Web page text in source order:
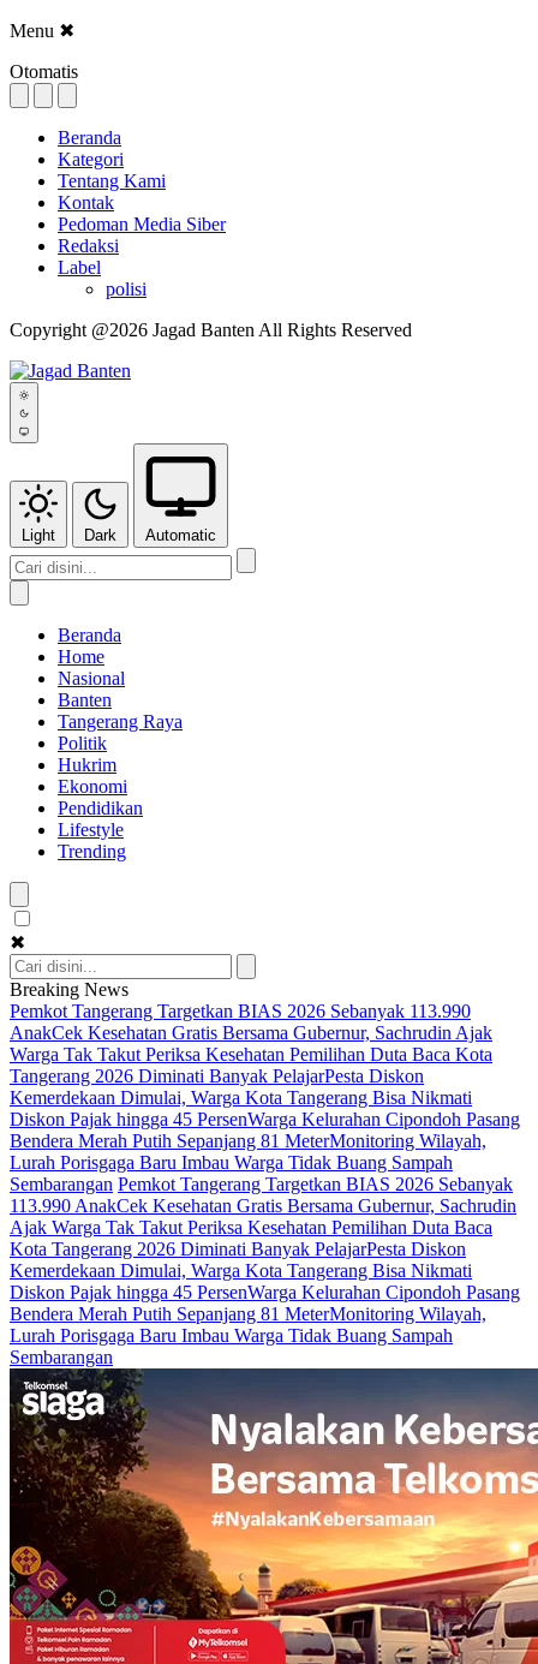
Menu ✖
Otomatis
Beranda
Kategori
Tentang Kami
Kontak
Pedoman Media Siber
Redaksi
Label
polisi
Copyright @2026 Jagad Banten All Rights Reserved
Light Dark Automatic
Beranda
Home
Nasional
Banten
Tangerang Raya
Politik
Hukrim
Ekonomi
Pendidikan
Lifestyle
Trending
✖
Breaking News
Pemkot Tangerang Targetkan BIAS 2026 Sebanyak 113.990
AnakCek Kesehatan Gratis Bersama Gubernur, Sachrudin Ajak
Warga Tak Takut Periksa Kesehatan Pemilihan Duta Baca Kota
Tangerang 2026 Diminati Banyak PelajarPesta Diskon
Kemerdekaan Dimulai, Warga Kota Tangerang Bisa Nikmati
Diskon Pajak hingga 45 PersenWarga Kelurahan Cipondoh Pasang
Bendera Merah Putih Sepanjang 81 MeterMonitoring Wilayah,
Lurah Porisgaga Baru Imbau Warga Tidak Buang Sampah
Sembarangan Pemkot Tangerang Targetkan BIAS 2026 Sebanyak
113.990 AnakCek Kesehatan Gratis Bersama Gubernur, Sachrudin
Ajak Warga Tak Takut Periksa Kesehatan Pemilihan Duta Baca
Kota Tangerang 2026 Diminati Banyak PelajarPesta Diskon
Kemerdekaan Dimulai, Warga Kota Tangerang Bisa Nikmati
Diskon Pajak hingga 45 PersenWarga Kelurahan Cipondoh Pasang
Bendera Merah Putih Sepanjang 81 MeterMonitoring Wilayah,
Lurah Porisgaga Baru Imbau Warga Tidak Buang Sampah
Sembarangan